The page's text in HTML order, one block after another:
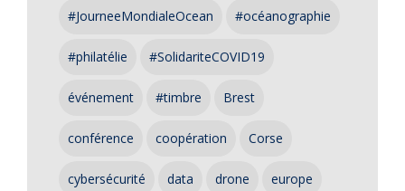
#JourneeMondialeOcean #océanographie
#philatélie #SolidariteCOVID19
événement #timbre Brest
conférence coopération Corse
cybersécurité data drone europe